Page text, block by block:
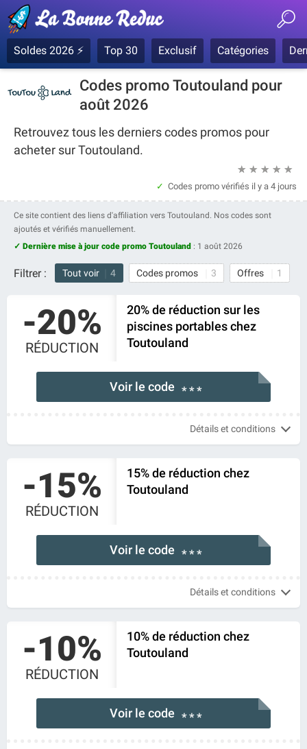
Soldes 2026 ⚡ Top 30 Exclusif Catégories
Codes promo Toutouland pour
août 2026
Retrouvez tous les derniers codes promos pour
acheter sur Toutouland.
★
★
★
★
★
Codes promo vérifiés il y a 4 jours
Ce site contient des liens d'affiliation vers Toutouland. Nos codes sont
ajoutés et vérifiés manuellement.
✓ Dernière mise à jour code promo Toutouland : 1 août 2026
Filtrer : Tout voir 4 Codes promos 3 Offres 1
-20%
RÉDUCTION
20% de réduction sur les
piscines portables chez
Toutouland
Voir le code * * *
Détails et conditions
-15%
RÉDUCTION
15% de réduction chez
Toutouland
Voir le code * * *
Détails et conditions
-10%
RÉDUCTION
10% de réduction chez
Toutouland
Voir le code * * *